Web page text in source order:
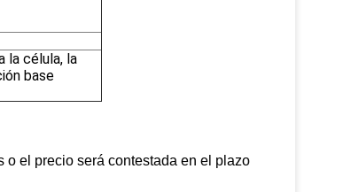
la célula, la
base
el precio será contestada en el plazo